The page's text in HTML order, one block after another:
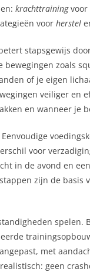
krachttrainingvoor
voor herstel
stapsgewijs
bewegingen zoals
of je eigen
veiliger en
en wanneer je
voor
in de avond en
zijn de basis
spelen.
met
geen